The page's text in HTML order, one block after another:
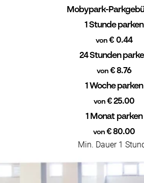
Mobypark-
1 Stunde parken
von € 0.44
24 Stunden
von€ 8.76
1 Woche parken
von€ 25.00
1 Monat parken
von€ 80.00
Min. Dauer 1